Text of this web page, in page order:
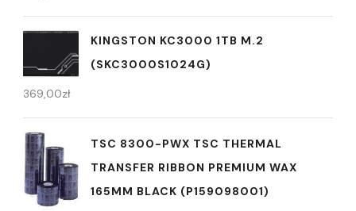
KINGSTON KC3000 1TB M.2
(SKC3000S1024G)
369,00zł
TSC 8300-PWX TSC THERMAL
TRANSFER RIBBON PREMIUM WAX
165MM BLACK (P159098001)